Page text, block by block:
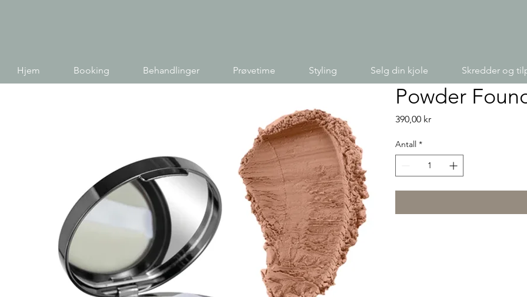
Hjem Booking Behandlinger Prøvetime Styling Selg din kjole Skredder og
Powder
390,00 krPris
Antall *